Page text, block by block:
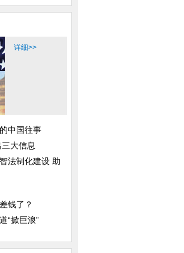
详细>>
中国往事
大信息
法制化建设 助
钱了？
“掀巨浪”